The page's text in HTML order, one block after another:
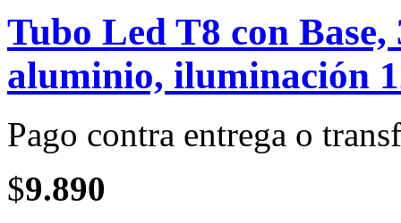
Tubo Led T8 con
aluminio, iluminación
Pago contra entrega o
$9.890